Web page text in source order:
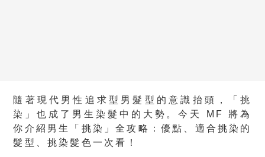
隨著現代男性追求型男髮型的意識抬頭，「挑
染」也成了男生染髮中的大勢。今天 MF 將為
你介紹男生「挑染」全攻略：優點、適合挑染的
髮型、挑染髮色一次看！